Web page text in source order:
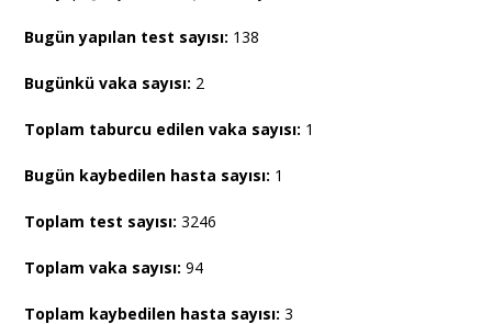
Bugün yapılan test sayısı: 138
Bugünkü vaka sayısı: 2
Toplam taburcu edilen vaka sayısı: 1
Bugün kaybedilen hasta sayısı: 1
Toplam test sayısı: 3246
Toplam vaka sayısı: 94
Toplam kaybedilen hasta sayısı: 3